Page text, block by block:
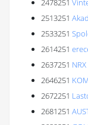
2478251
2513251
2533251
2614251
2637251
2646251
2672251
2681251